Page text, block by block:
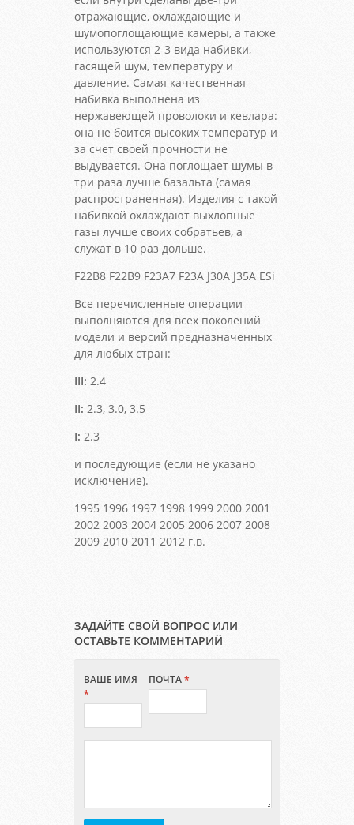
отражающие, охлаждающие и
шумопоглощающие камеры, а также
используются 2-3 вида набивки,
гасящей шум, температуру и
давление. Самая качественная
набивка выполнена из
нержавеющей проволоки и кевлара:
она не боится высоких температур и
за счет своей прочности не
выдувается. Она поглощает шумы в
три раза лучше базальта (самая
распространенная). Изделия с такой
набивкой охлаждают выхлопные
газы лучше своих собратьев, а
служат в 10 раз дольше.
F22B8 F22B9 F23A7 F23A J30A J35A ESi
Все перечисленные операции
выполняются для всех поколений
модели и версий предназначенных
для любых стран:
III: 2.4
II: 2.3, 3.0, 3.5
I: 2.3
и последующие (если не указано
исключение).
1995 1996 1997 1998 1999 2000 2001
2002 2003 2004 2005 2006 2007 2008
2009 2010 2011 2012 г.в.
ЗАДАЙТЕ СВОЙ ВОПРОС ИЛИ
ОСТАВЬТЕ КОММЕНТАРИЙ
ВАШЕ ИМЯ
*
ПОЧТА*